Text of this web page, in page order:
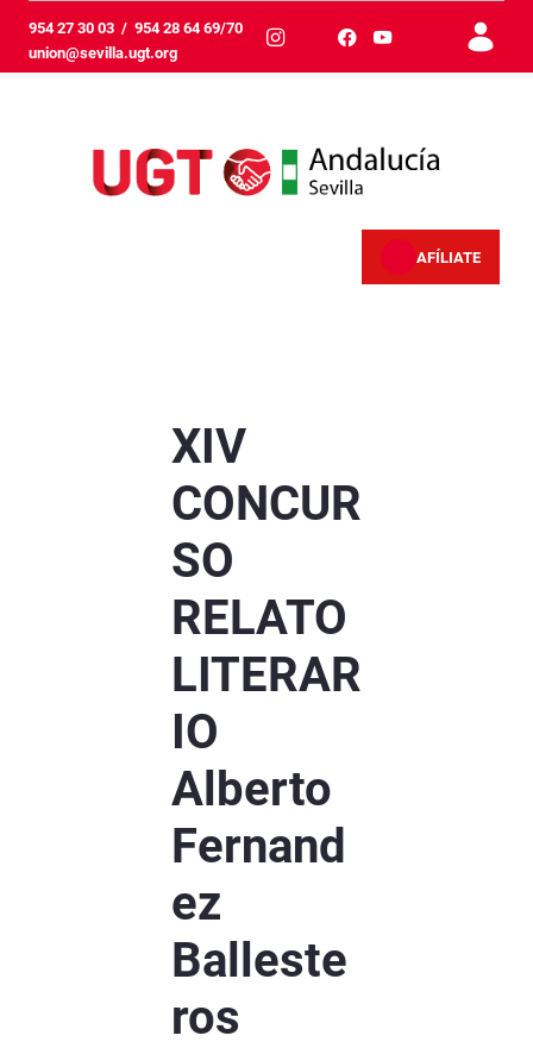
メインコンテンツにスキップ
954 27 30 03 / 954 28 64 69/70
union@sevilla.ugt.org
AFÍLIATE
XIV
CONCUR
SO
RELATO
LITERAR
IO
Alberto
Fernand
ez
Balleste
ros